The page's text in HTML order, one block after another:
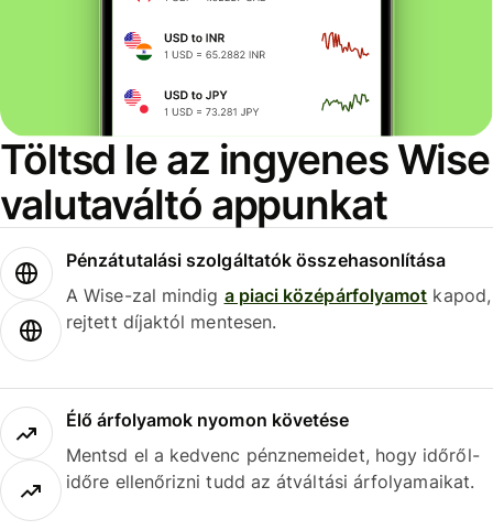
Töltsd le az ingyenes Wise
valutaváltó appunkat
Pénzátutalási szolgáltatók összehasonlítása
A Wise-zal mindig a piaci középárfolyamot kapod,
rejtett díjaktól mentesen.
Élő árfolyamok nyomon követése
Mentsd el a kedvenc pénznemeidet, hogy időről-
időre ellenőrizni tudd az átváltási árfolyamaikat.